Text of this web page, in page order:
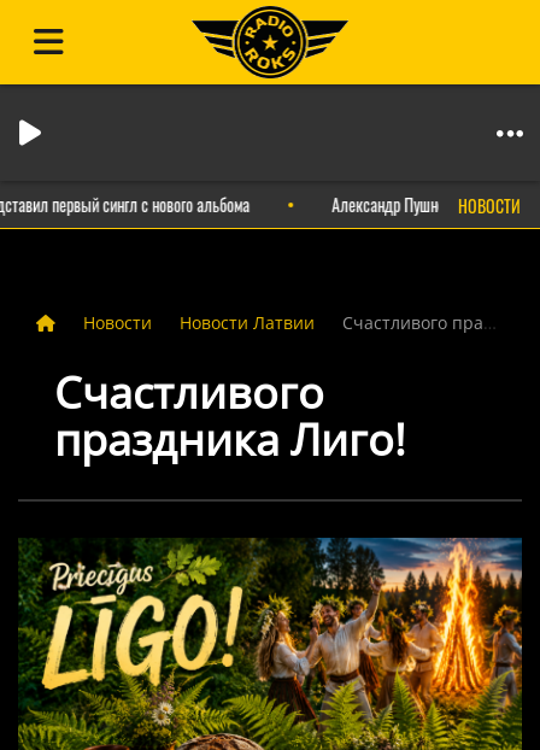
НОВОСТИ
первый сингл с нового альбома Александр Пушной выпустил
Новости Новости Латвии Счастливого праздника Лиго!
Счастливого
праздника Лиго!